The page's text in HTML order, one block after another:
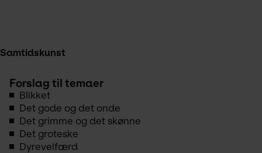
Samtidskunst
Forslag til temaer
Blikket
Det gode og det onde
Det grimme og det skønne
Det groteske
Dyrevelfærd